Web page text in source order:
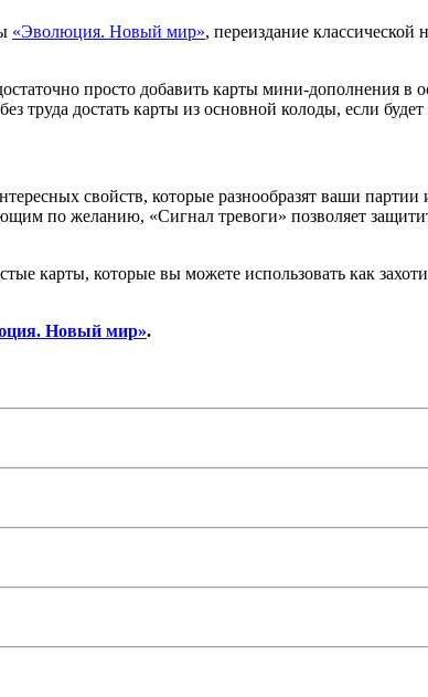
«Эволюция. Новый мир», переиздание
просто добавить карты мини-дополнения в
достать карты из основной колоды, если будет
свойств, которые разнообразят ваши партии
по желанию, «Сигнал тревоги» позволяет
карты, которые вы можете использовать как
Новый мир».